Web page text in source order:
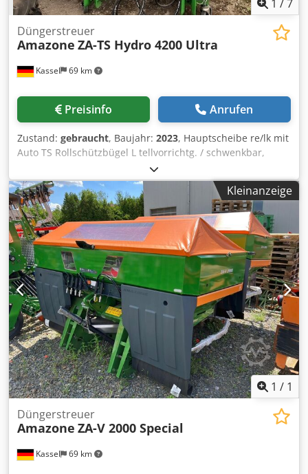
1 /7
Kassel 69 km
Düngerstreuer
Amazone ZA-TS Hydro 4200 Ultra
Preisinfo Anrufen
Zustand: gebraucht, Baujahr: 2023, Hauptscheibe re/lk mit
Auto TS Rollschützbügel L tellvorrichtg. / schwenkbar,
werkseitg mont. Neigungssensor f Wiegesystem elekt. /
Einleitsystemverstellg. Profis-Wiegesystem Einbauteile f ZA
Grundgeräte LED / Beleuchtung hinten Manuell Csdst A
Udgjpfx Apnorf
Kleinanzeige
1 / 1
Kassel 69 km
Düngerstreuer
Amazone ZA-V 2000 Special